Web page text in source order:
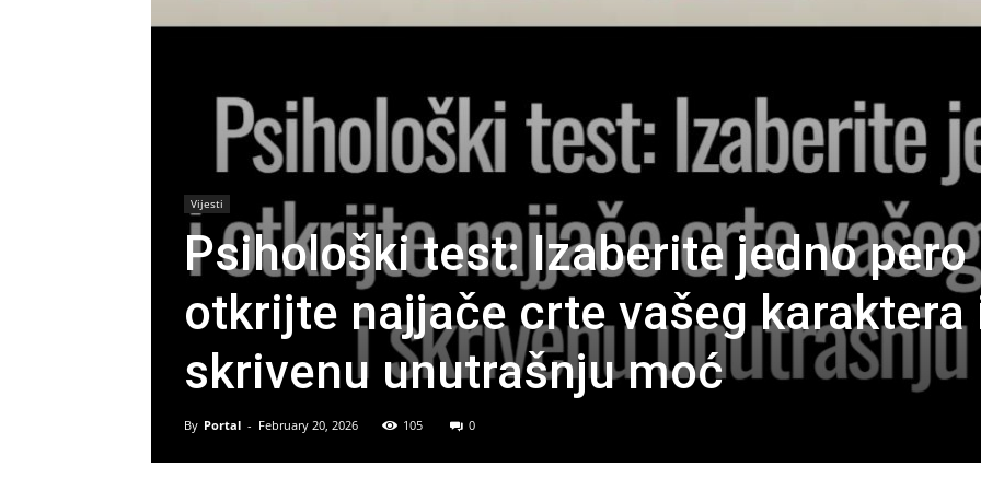
Vijesti
Psihološki test: Izaberite jedno pero
otkrijte najjače crte vašeg karaktera
skrivenu unutrašnju moć
By Portal - February 20, 2026 105 0